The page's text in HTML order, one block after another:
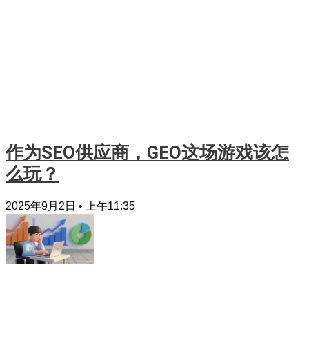
作为SEO供应商，GEO这场游戏该怎
么玩？
2025年9月2日 上午11:35